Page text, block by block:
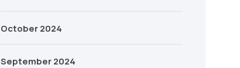
October 2024
September 2024